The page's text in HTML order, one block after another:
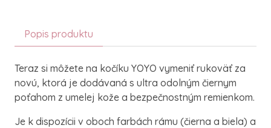
Popis produktu
Teraz si môžete na kočíku YOYO vymeniť rukoväť za
novú, ktorá je dodávaná s ultra odolným čiernym
poťahom z umelej kože a bezpečnostným remienkom.
Je k dispozícii v oboch farbách rámu (čierna a biela) a